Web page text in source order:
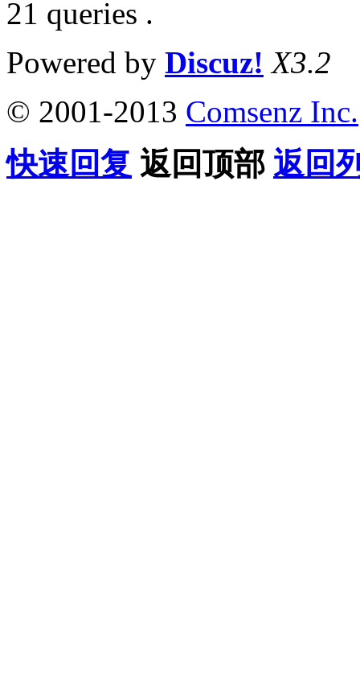
21 queries .
Powered by Discuz! X3.2
© 2001-2013 Comsenz Inc.
快速回复 返回顶部 返回